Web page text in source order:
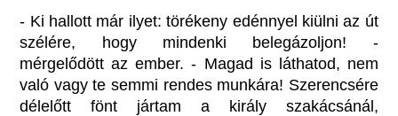
- Ki hallott már ilyet: törékeny edénnyel kiülni az út
szélére, hogy mindenki belegázoljon! -
mérgelődött az ember. - Magad is láthatod, nem
való vagy te semmi rendes munkára! Szerencsére
délelőtt fönt jártam a király szakácsánál,